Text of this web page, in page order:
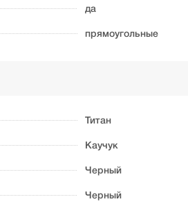
да
прямоугольные
Титан
Каучук
Черный
Черный